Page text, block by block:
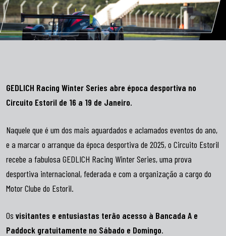
GEDLICH Racing Winter Series abre época desportiva no
Circuito Estoril de 16 a 19 de Janeiro.
Naquele que é um dos mais aguardados e aclamados eventos do ano,
e a marcar o arranque da época desportiva de 2025, o Circuito Estoril
recebe a fabulosa GEDLICH Racing Winter Series, uma prova
desportiva internacional, federada e com a organização a cargo do
Motor Clube do Estoril.
Os visitantes e entusiastas terão acesso à Bancada A e
Paddock gratuitamente no Sábado e Domingo.